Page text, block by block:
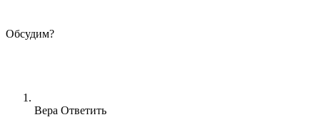
Обсудим?
Вера Ответить